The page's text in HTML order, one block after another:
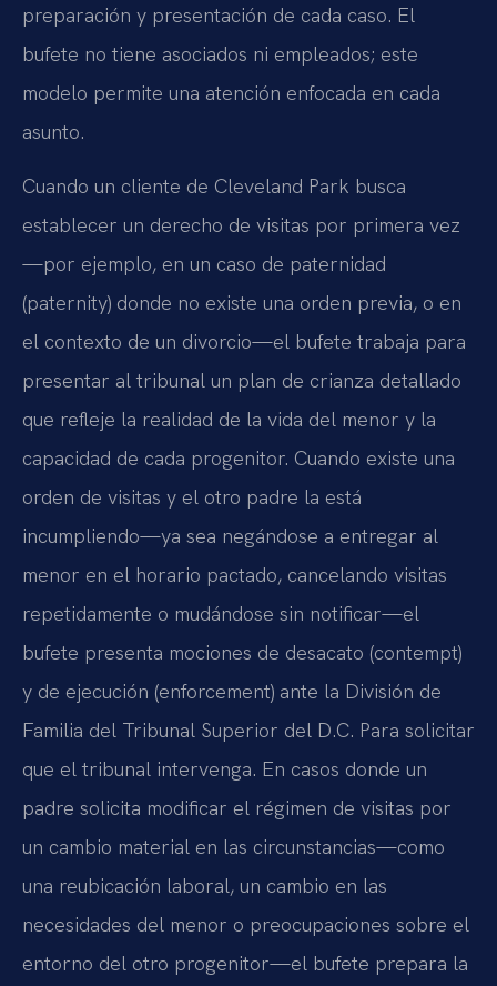
preparación y presentación de cada caso. El
bufete no tiene asociados ni empleados; este
modelo permite una atención enfocada en cada
asunto.
Cuando un cliente de Cleveland Park busca
establecer un derecho de visitas por primera vez
—por ejemplo, en un caso de paternidad
(paternity) donde no existe una orden previa, o en
el contexto de un divorcio—el bufete trabaja para
presentar al tribunal un plan de crianza detallado
que refleje la realidad de la vida del menor y la
capacidad de cada progenitor. Cuando existe una
orden de visitas y el otro padre la está
incumpliendo—ya sea negándose a entregar al
menor en el horario pactado, cancelando visitas
repetidamente o mudándose sin notificar—el
bufete presenta mociones de desacato (contempt)
y de ejecución (enforcement) ante la División de
Familia del Tribunal Superior del D.C. Para solicitar
que el tribunal intervenga. En casos donde un
padre solicita modificar el régimen de visitas por
un cambio material en las circunstancias—como
una reubicación laboral, un cambio en las
necesidades del menor o preocupaciones sobre el
entorno del otro progenitor—el bufete prepara la